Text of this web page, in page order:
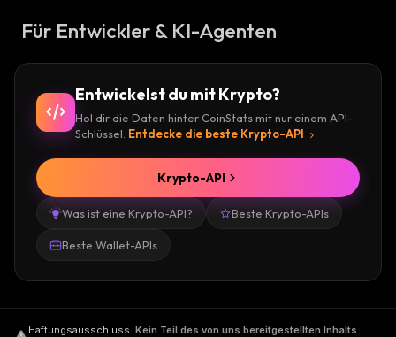
Für Entwickler & KI-Agenten
Entwickelst du mit Krypto?
Hol dir die Daten hinter CoinStats mit nur einem API-
Schlüssel. Entdecke die beste Krypto-API
Was ist eine Krypto-API? Beste Krypto-APIs
Beste Wallet-APIs
Krypto-API
Haftungsausschluss. Kein Teil des von uns bereitgestellten Inhalts